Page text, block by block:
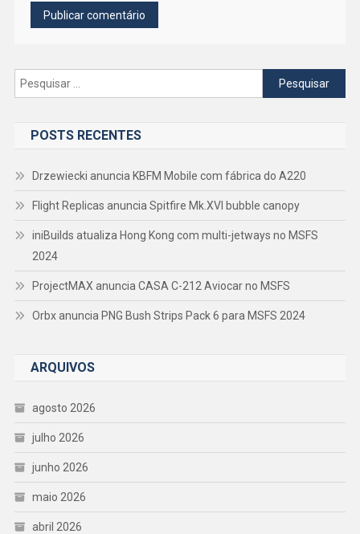
Pesquisar
por:
POSTS RECENTES
Drzewiecki anuncia KBFM Mobile com fábrica do A220
Flight Replicas anuncia Spitfire Mk.XVI bubble canopy
iniBuilds atualiza Hong Kong com multi-jetways no MSFS
2024
ProjectMAX anuncia CASA C-212 Aviocar no MSFS
Orbx anuncia PNG Bush Strips Pack 6 para MSFS 2024
ARQUIVOS
agosto 2026
julho 2026
junho 2026
maio 2026
abril 2026